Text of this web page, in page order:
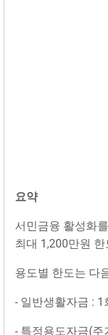
요약
서민금융 활성화
최대 1,200만원
용도별 한도는 다
- 일반생활자금 :
- 특정용도자금(주